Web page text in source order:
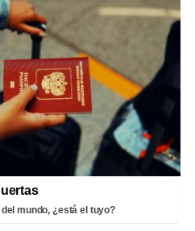
mundo, ¿está el tuyo?